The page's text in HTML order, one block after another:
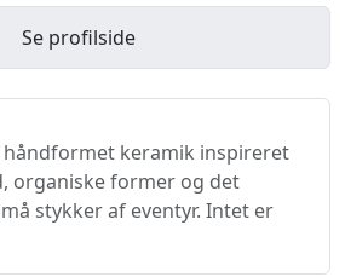
Se profilside
keramik inspireret
organiske former og det
stykker af eventyr. Intet er